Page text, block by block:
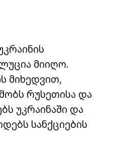
მიიღო.
მიხედვით,
რუსეთისა და
უკრაინაში და
სანქციების